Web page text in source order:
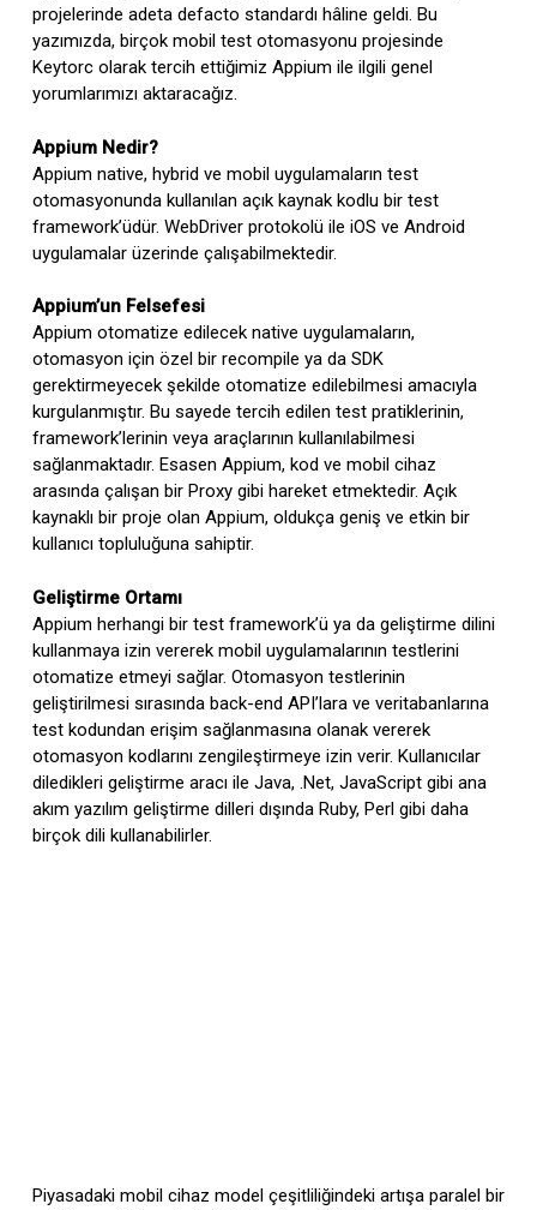
projelerinde adeta defacto standardı hâline geldi. Bu
yazımızda, birçok mobil test otomasyonu projesinde
Keytorc olarak tercih ettiğimiz Appium ile ilgili genel
yorumlarımızı aktaracağız.
Appium Nedir?
Appium native, hybrid ve mobil uygulamaların test
otomasyonunda kullanılan açık kaynak kodlu bir test
framework’üdür. WebDriver protokolü ile iOS ve Android
uygulamalar üzerinde çalışabilmektedir.
Appium’un Felsefesi
Appium otomatize edilecek native uygulamaların,
otomasyon için özel bir recompile ya da SDK
gerektirmeyecek şekilde otomatize edilebilmesi amacıyla
kurgulanmıştır. Bu sayede tercih edilen test pratiklerinin,
framework’lerinin veya araçlarının kullanılabilmesi
sağlanmaktadır. Esasen Appium, kod ve mobil cihaz
arasında çalışan bir Proxy gibi hareket etmektedir. Açık
kaynaklı bir proje olan Appium, oldukça geniş ve etkin bir
kullanıcı topluluğuna sahiptir.
Geliştirme Ortamı
Appium herhangi bir test framework’ü ya da geliştirme dilini
kullanmaya izin vererek mobil uygulamalarının testlerini
otomatize etmeyi sağlar. Otomasyon testlerinin
geliştirilmesi sırasında back-end API’lara ve veritabanlarına
test kodundan erişim sağlanmasına olanak vererek
otomasyon kodlarını zengileştirmeye izin verir. Kullanıcılar
diledikleri geliştirme aracı ile Java, .Net, JavaScript gibi ana
akım yazılım geliştirme dilleri dışında Ruby, Perl gibi daha
birçok dili kullanabilirler.
Piyasadaki mobil cihaz model çeşitliliğindeki artışa paralel bir